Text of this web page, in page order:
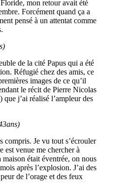
mon retour avait été
Forcément quand ça a
pensé à un attentat comme
de la cité Papus qui a été
Réfugié chez des amis, ce
images de ce qu’il
le récit de Pierre Nicolas
que j’ai réalisé l’ampleur des
compris. Je vu tout s’écrouler
est venue me chercher à
était éventrée, on nous
après l’explosion. J’ai des
de l’orage et des feux